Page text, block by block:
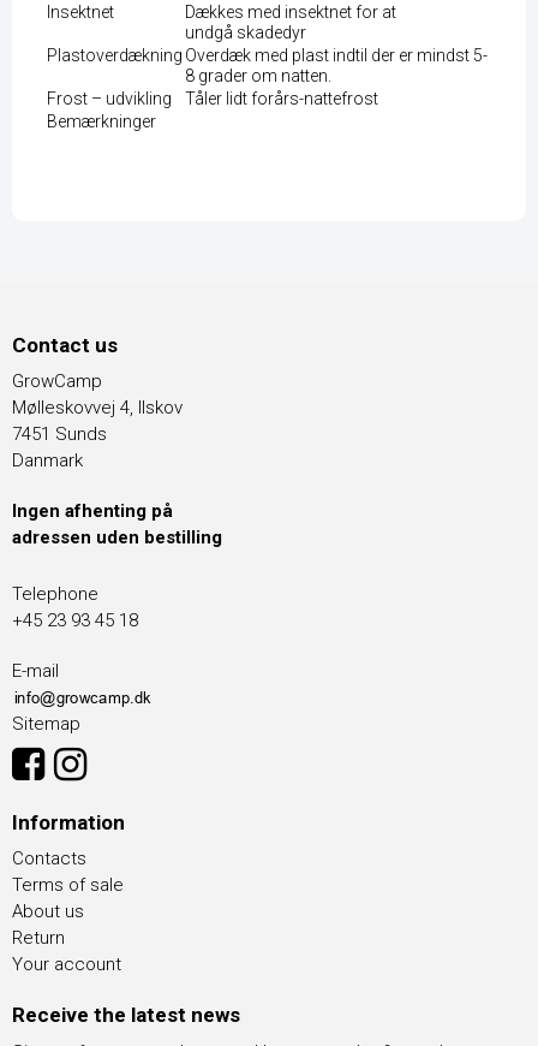
Insektnet
Dækkes med insektnet for at
undgå skadedyr
Plastoverdækning Overdæk med plast indtil der er mindst 5-
8 grader om natten.
Frost – udvikling
Tåler lidt forårs-nattefrost
Bemærkninger
Contact us
GrowCamp
Mølleskovvej 4, Ilskov
7451 Sunds
Danmark
Ingen afhenting på
adressen uden bestilling
Telephone
+45 23 93 45 18
E-mail
Sitemap
Information
Contacts
Terms of sale
About us
Return
Your account
Receive the latest news